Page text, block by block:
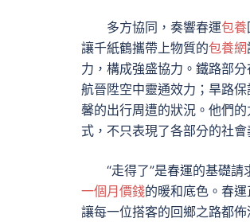
多方協同，奏響春運包養
讓千紙鶴攜帶上物質的包養網
力，構成強盛協力。鐵路部
航晉陞空中靈通效力；旱路
馨的出行周遭的狀況。他們
式，不只表現了各部分的社
“走得了”是春運的基礎
一個月價錢的暖和底色。春
讓每一位搭客的回鄉之路都